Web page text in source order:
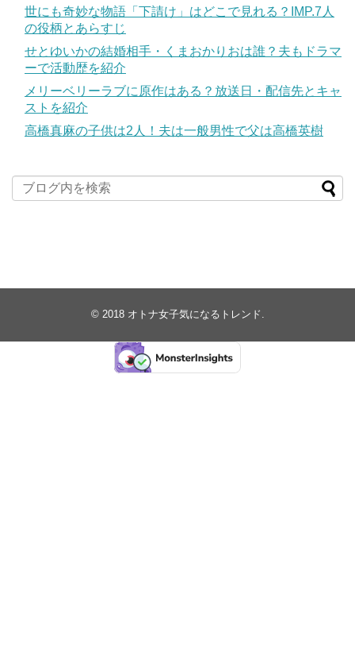
世にも奇妙な物語「下請け」はどこで見れる？IMP.7人
の役柄とあらすじ
せとゆいかの結婚相手・くまおかりおは誰？夫もドラマ
ーで活動歴を紹介
メリーベリーラブに原作はある？放送日・配信先とキャ
ストを紹介
高橋真麻の子供は2人！夫は一般男性で父は高橋英樹
© 2018 オトナ女子気になるトレンド.